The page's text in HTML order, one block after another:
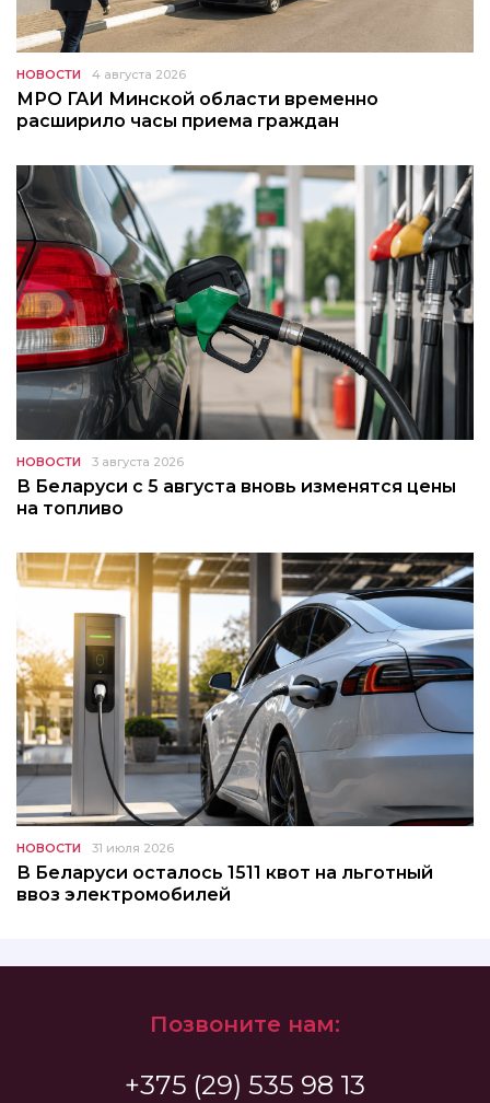
НОВОСТИ 4 августа 2026
МРО ГАИ Минской области временно
расширило часы приема граждан
НОВОСТИ 3 августа 2026
В Беларуси с 5 августа вновь изменятся цены
на топливо
НОВОСТИ 31 июля 2026
В Беларуси осталось 1511 квот на льготный
ввоз электромобилей
Позвоните нам:
+375 (29) 535 98 13